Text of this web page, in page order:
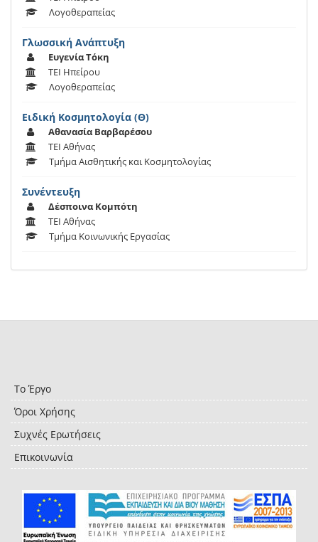
Λογοθεραπείας
Γλωσσική Ανάπτυξη
Ευγενία Τόκη
ΤΕΙ Ηπείρου
Λογοθεραπείας
Ειδική Κοσμητολογία (Θ)
Αθανασία Βαρβαρέσου
ΤΕΙ Αθήνας
Τμήμα Αισθητικής και Κοσμητολογίας
Συνέντευξη
Δέσποινα Κομπότη
ΤΕΙ Αθήνας
Τμήμα Κοινωνικής Εργασίας
Το Έργο
Όροι Χρήσης
Συχνές Ερωτήσεις
Επικοινωνία